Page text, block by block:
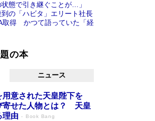
状態で引き継ぐことが…」
の「ハビタ」エリート社長
取得 かつて語っていた「経
の本
ニュース
意された天皇陛下を
寄せた人物とは？ 天皇
理由
Book Bang